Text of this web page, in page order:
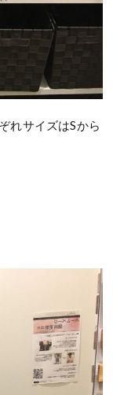
れサイズはSから